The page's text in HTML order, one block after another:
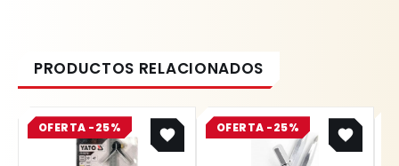
OFERTA -25%
Original
price
was:
$ 75.200.
Current
price
is:
$ 56.400.
OFERTA -25%
Original
price
was:
$ 8.400.
Current
price
is:
$ 6.300.